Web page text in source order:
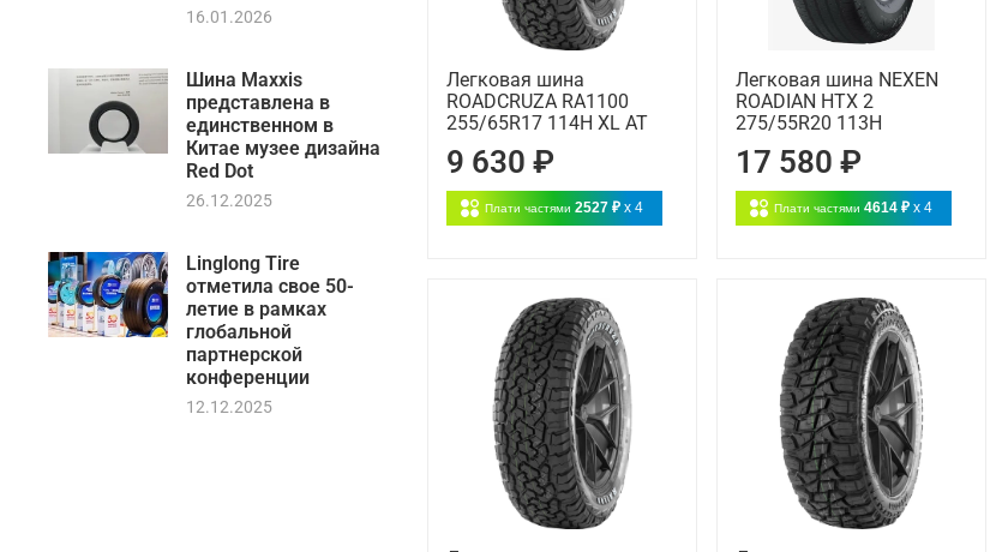
Легковая шина
ROADCRUZA RA1100
255/65R17 114H XL AT
9 630 ₽
Плати частями 2527 ₽ x 4
Легковая шина NEXEN
ROADIAN HTX 2
275/55R20 113H
17 580 ₽
Плати частями 4614 ₽ x 4
16.01.2026
Шина Maxxis
представлена в
единственном в
Китае музее дизайна
Red Dot
26.12.2025
Linglong Tire
отметила свое 50-
летие в рамках
глобальной
партнерской
конференции
12.12.2025